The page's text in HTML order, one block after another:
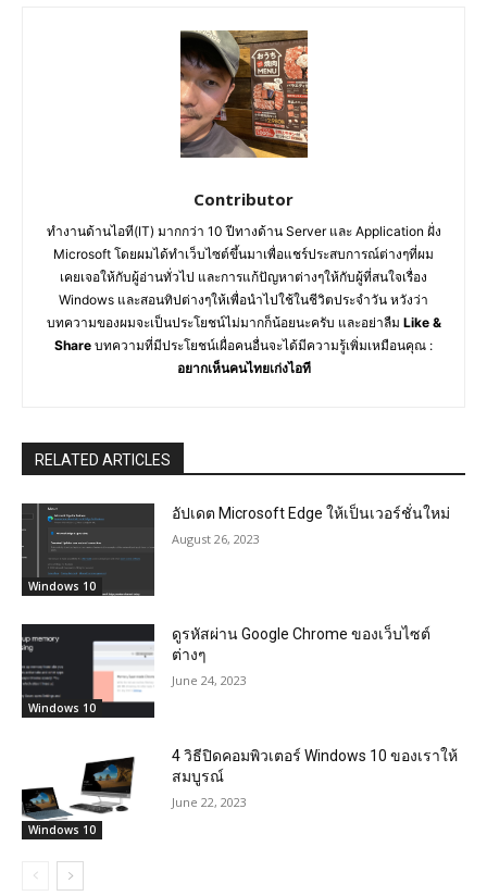
Contributor
ทำงานด้านไอที(IT) มากกว่า 10 ปีทางด้าน Server และ Application ฝั่ง
Microsoft โดยผมได้ทำเว็บไซต์ขึ้นมาเพื่อแชร์ประสบการณ์ต่างๆที่ผม
เคยเจอให้กับผู้อ่านทั่วไป และการแก้ปัญหาต่างๆให้กับผู้ที่สนใจเรื่อง
Windows และสอนทิปต่างๆให้เพื่อนำไปใช้ในชีวิตประจำวัน หวังว่า
บทความของผมจะเป็นประโยชน์ไม่มากก็น้อยนะครับ และอย่าลืม Like &
Share บทความที่มีประโยชน์เผื่อคนอื่นจะได้มีความรู้เพิ่มเหมือนคุณ :
อยากเห็นคนไทยเก่งไอที
RELATED ARTICLES
Windows 10
อัปเดต Microsoft Edge ให้เป็นเวอร์ชั่นใหม่
August 26, 2023
Windows 10
ดูรหัสผ่าน Google Chrome ของเว็บไซต์
ต่างๆ
June 24, 2023
Windows 10
4 วิธีปิดคอมพิวเตอร์ Windows 10 ของเราให้
สมบูรณ์
June 22, 2023